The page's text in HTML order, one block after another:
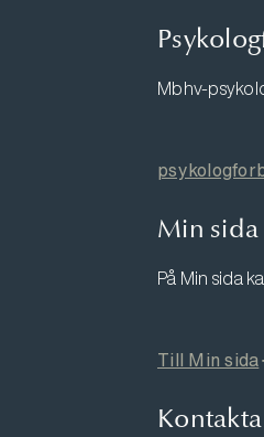
Mbhv-
Min sida
På Min sida
Till Min sida